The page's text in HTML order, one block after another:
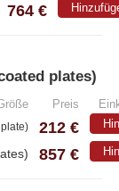
764 €
plates)
Preis
212 €
857 €